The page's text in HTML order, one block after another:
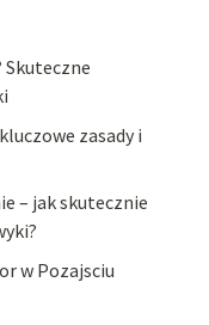
Skuteczne
zasady i
– jak skutecznie
w Pozajsciu